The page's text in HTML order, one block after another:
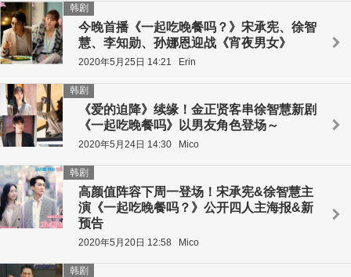
今晚首播《一起吃晚餐吗？》宋承宪、徐智
慧、李知勋、孙娜恩迎战《宵夜男女》
韩剧
2020年5月25日 14:21 Erin
《爱的迫降》续缘！金正贤客串徐智慧新剧
《一起吃晚餐吗》以男友角色登场～
韩剧
2020年5月24日 14:30 Mico
高颜值阵容下周一登场！宋承宪&徐智慧主
演《一起吃晚餐吗？》公开四人主海报&新
预告
韩剧
2020年5月20日 12:58 Mico
韩剧